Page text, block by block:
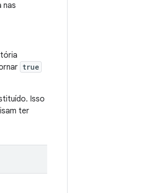
nas
true
Isso
ter